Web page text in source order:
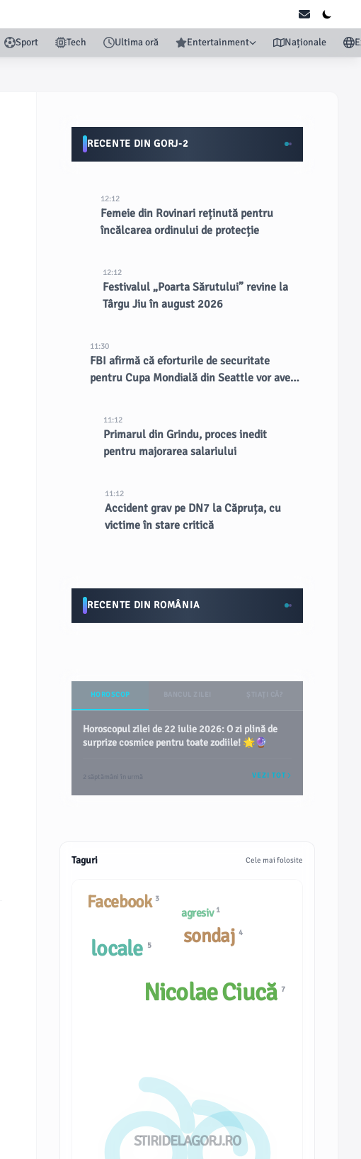
Sport Tech Ultima oră Entertainment Naționale
RECENTE DIN GORJ-2
12:12
Femeie din Rovinari reținută pentru
încălcarea ordinului de protecție
12:12
Festivalul „Poarta Sărutului” revine la
Târgu Jiu în august 2026
11:30
FBI afirmă că eforturile de securitate
pentru Cupa Mondială din Seattle vor avea
11:12
Primarul din Grindu, proces inedit
pentru majorarea salariului
11:12
Accident grav pe DN7 la Căpruța, cu
victime în stare critică
RECENTE DIN ROMÂNIA
HOROSCOP
Horoscopul zilei de 22 iulie 2026: O zi plină de
surprize cosmice pentru toate zodiile! 🌟🔮
2 săptămâni în urmă VEZI TOT
Taguri Cele mai folosite
STIRIDELAGORJ.RO
agresiv 1
sondaj4
Facebook 3
Nicolae Ciucă7
locale 5